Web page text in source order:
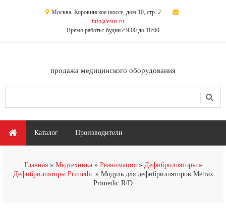
Москва, Коровинское шоссе, дом 10, стр. 2
info@esus.ru
Время работы: будни с 9:00 до 18:00
продажа медицинского оборудования
Главное меню
Каталог Производители
Главная Медтехника Реанимация
Дефибрилляторы
Дефибрилляторы Primedic
Модуль для дефибрилляторов Metrax
Primedic R/D